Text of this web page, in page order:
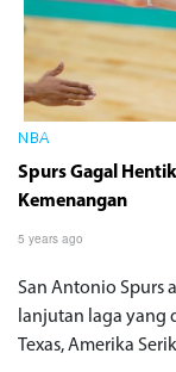
NBA
Spurs Gagal
Kemenangan
5 years ago
San Antonio Spurs
lanjutan laga yang
Texas, Amerika